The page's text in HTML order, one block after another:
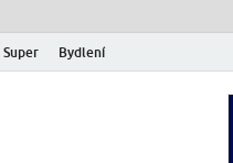
Super Bydlení